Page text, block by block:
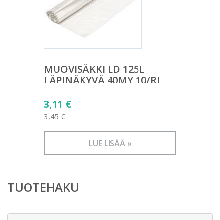
MUOVISÄKKI LD 125L
LÄPINÄKYVÄ 40MY 10/RL
3,45€
Alkuperäinen
hinta
oli:
3,11 €
Nykyinen
on:
LUE LISÄÄ »
TUOTEHAKU